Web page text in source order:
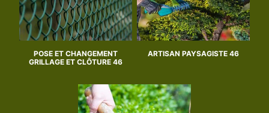
POSE ET CHANGEMENT
GRILLAGE ET CLÔTURE 46
ARTISAN PAYSAGISTE 46